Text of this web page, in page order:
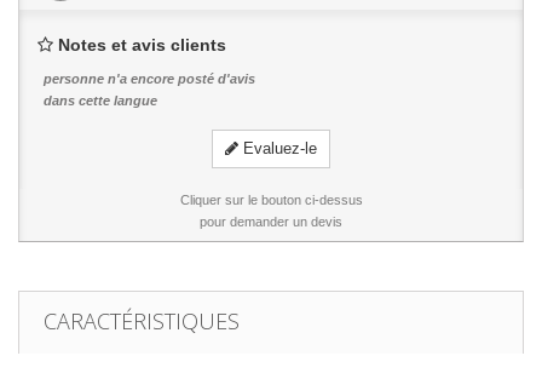
Notes et avis clients
personne n'a encore posté d'avis
dans cette langue
Evaluez-le
Cliquer sur le bouton ci-dessus
pour demander un devis
CARACTÉRISTIQUES